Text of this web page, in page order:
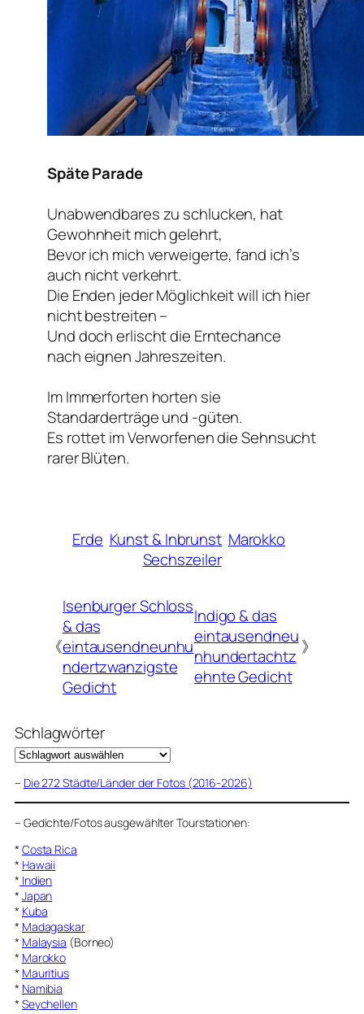
Späte Parade
Unabwendbares zu schlucken, hat
Gewohnheit mich gelehrt,
Bevor ich mich verweigerte, fand ich’s
auch nicht verkehrt.
Die Enden jeder Möglichkeit will ich hier
nicht bestreiten –
Und doch erlischt die Erntechance
nach eignen Jahreszeiten.
Im Immerforten horten sie
Standarderträge und -güten.
Es rottet im Verworfenen die Sehnsucht
rarer Blüten.
Erde Kunst & Inbrunst Marokko
Sechszeiler
《
Isenburger Schloss
& das
eintausendneunhu
ndertzwanzigste
Gedicht
Indigo & das
eintausendneu
nhundertachtz
ehnte Gedicht
》
Schlagwörter
– Die 272 Städte/Länder der Fotos (2016-2026)
– Gedichte/Fotos ausgewählter Tourstationen:
* Costa Rica
* Hawaii
* Indien
* Japan
* Kuba
* Madagaskar
* Malaysia (Borneo)
* Marokko
* Mauritius
* Namibia
* Seychellen